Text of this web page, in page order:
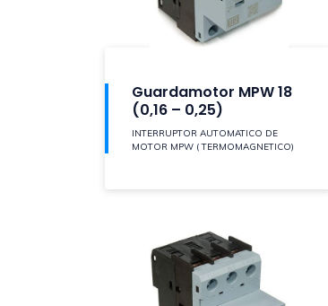
Guardamotor MPW 18
(0,16 – 0,25)
INTERRUPTOR AUTOMATICO DE
MOTOR MPW ( TERMOMAGNETICO)